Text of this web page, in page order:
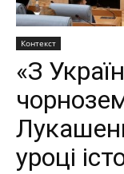
Контекст
«З
уроці